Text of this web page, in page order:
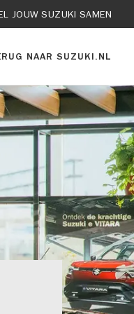
JOUW SUZUKI SAMEN
NAAR SUZUKI.NL